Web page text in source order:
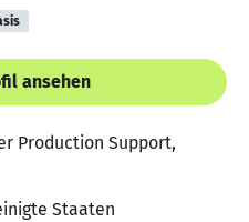
ansehen
Production Support,
Staaten